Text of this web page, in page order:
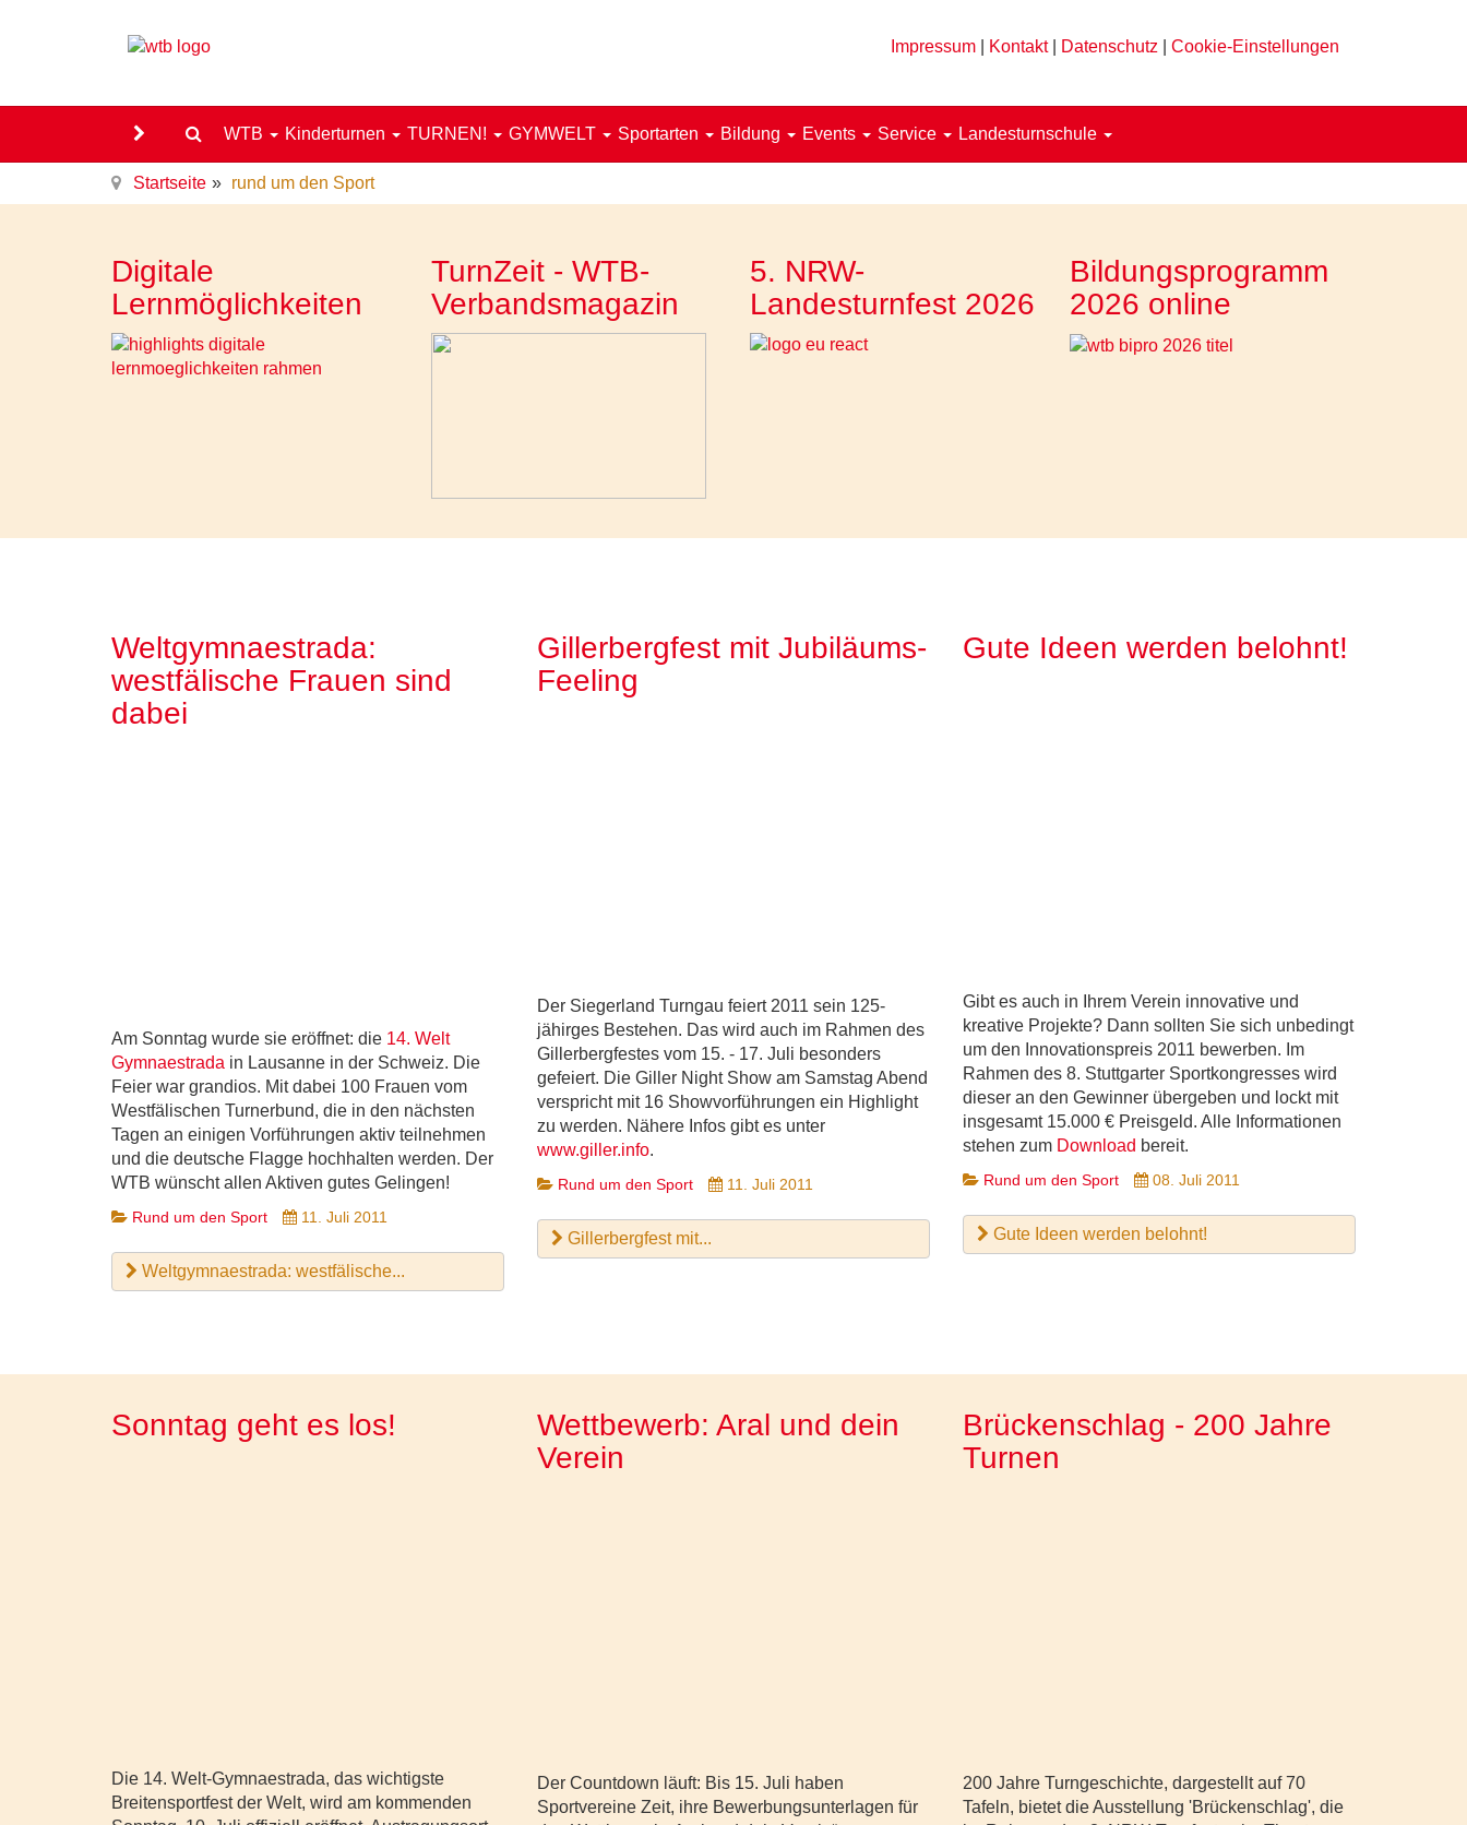
Impressum Kontakt| Datenschutz Cookie-Einstellungen
WTB Kinderturnen TURNEN! GYMWELT Sportarten Bildung Events Service Landesturnschule
Startseite rund um den Sport
Digitale
Lernmöglichkeiten
TurnZeit - WTB-
Verbandsmagazin
5. NRW-
Landesturnfest 2026
Bildungsprogramm
2026 online
Weltgymnaestrada:
westfälische Frauen sind
dabei
Am Sonntag wurde sie eröffnet: die 14. Welt
Gymnaestrada in Lausanne in der Schweiz. Die
Feier war grandios. Mit dabei 100 Frauen vom
Westfälischen Turnerbund, die in den nächsten
Tagen an einigen Vorführungen aktiv teilnehmen
und die deutsche Flagge hochhalten werden. Der
WTB wünscht allen Aktiven gutes Gelingen!
Rund um den Sport 11. Juli 2011
Weltgymnaestrada: westfälische...
Gillerbergfest mit Jubiläums-
Feeling
Der Siegerland Turngau feiert 2011 sein 125-
jähirges Bestehen. Das wird auch im Rahmen des
Gillerbergfestes vom 15. - 17. Juli besonders
gefeiert. Die Giller Night Show am Samstag Abend
verspricht mit 16 Showvorführungen ein Highlight
zu werden. Nähere Infos gibt es unter
www.giller.info.
Rund um den Sport 11. Juli 2011
Gillerbergfest mit...
Gute Ideen werden belohnt!
Gibt es auch in Ihrem Verein innovative und
kreative Projekte? Dann sollten Sie sich unbedingt
um den Innovationspreis 2011 bewerben. Im
Rahmen des 8. Stuttgarter Sportkongresses wird
dieser an den Gewinner übergeben und lockt mit
insgesamt 15.000 € Preisgeld. Alle Informationen
stehen zum Download bereit.
Rund um den Sport 08. Juli 2011
Gute Ideen werden belohnt!
Sonntag geht es los!
Die 14. Welt-Gymnaestrada, das wichtigste
Breitensportfest der Welt, wird am kommenden
Wettbewerb: Aral und dein
Verein
Der Countdown läuft: Bis 15. Juli haben
Sportvereine Zeit, ihre Bewerbungsunterlagen für
Brückenschlag - 200 Jahre
Turnen
200 Jahre Turngeschichte, dargestellt auf 70
Tafeln, bietet die Ausstellung 'Brückenschlag', die